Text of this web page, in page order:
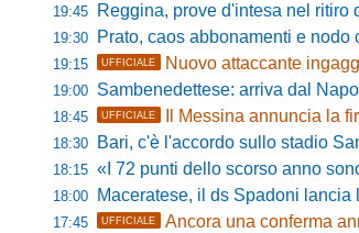
19:45 Reggina, prove d'intesa nel ritiro di
19:30 Prato, caos abbonamenti e nodo
19:15 UFFICIALE Nuovo attaccante
19:00 Sambenedettese: arriva dal Napoli il
18:45 UFFICIALE Il Messina annuncia la
18:30 Bari, c'è l'accordo sullo stadio San Nicola: intesa
18:15 «I 72 punti dello scorso anno sono la nostra
18:00 Maceratese, il ds Spadoni lancia la sfida: «Siamo
17:45 UFFICIALE Ancora una conferma